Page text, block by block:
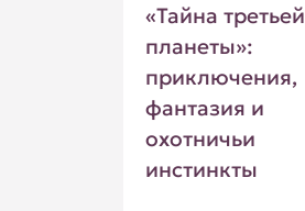
«Тайна третьей
планеты»:
приключения,
фантазия и
охотничьи
инстинкты